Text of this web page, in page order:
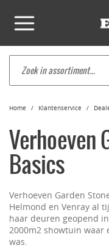
Home Klantenservice
Verhoeven
Basics
Verhoeven Garden
Helmond en Venray al
haar deuren geopend
2000m2 showtuin waar
was.